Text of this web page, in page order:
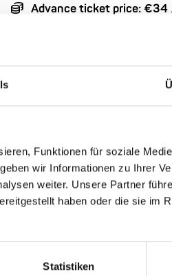
Funktionen für soziale
wir Informationen zu Ihrer
weiter. Unsere Partner
haben oder die sie im
Statistiken
Advance ticket price: €34
Nationality: USA
BASF Feierabendhaus
and Chamber Music Hall,
Stay up to date!